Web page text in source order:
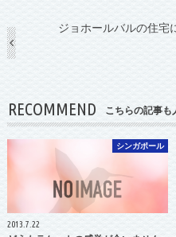
ジョホールバルの住宅
RECOMMEND こちらの記事も
シンガポール
2013.7.22